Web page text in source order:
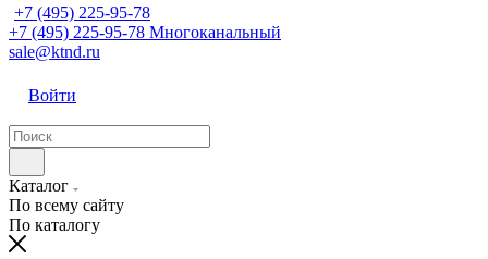
+7 (495) 225-95-78
+7 (495) 225-95-78 Многоканальный
sale@ktnd.ru
Войти
Каталог
По всему сайту
По каталогу